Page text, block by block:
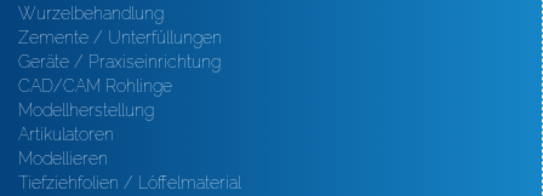
Wurzelbehandlung
Zemente / Unterfüllungen
Geräte / Praxiseinrichtung
CAD/CAM Rohlinge
Modellherstellung
Artikulatoren
Modellieren
Tiefziehfolien / Löffelmaterial